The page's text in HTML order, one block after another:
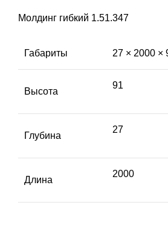
Молдинг гибкий 1.51.347
Габариты 27 × 2000 ×
Высота
91
Глубина
27
Длина
2000